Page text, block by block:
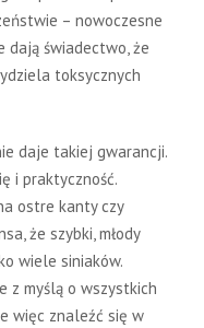
– nowoczesne
dają świadectwo, że
toksycznych
daje takiej gwarancji.
i praktyczność.
ostre kanty czy
że szybki, młody
wiele siniaków.
z myślą o wszystkich
więc znaleźć się w